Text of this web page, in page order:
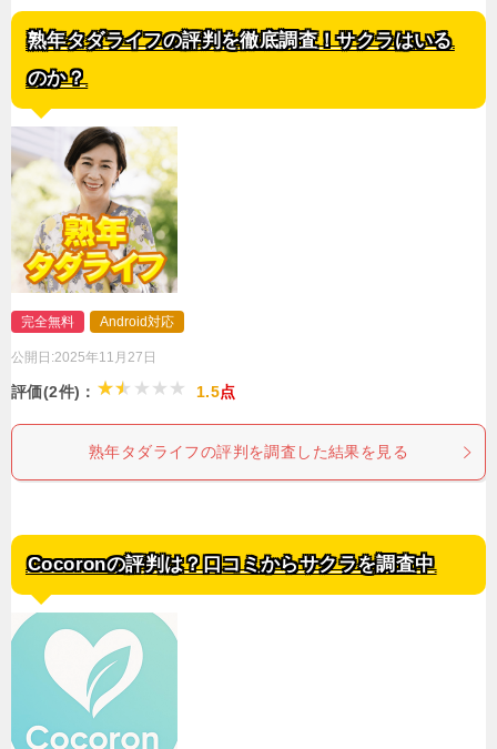
熟年タダライフの評判を徹底調査！サクラはいる
のか？
完全無料 Android対応
公開日:2025年11月27日
評価(2件)： 1.5点
熟年タダライフの評判を調査した結果を見る
Cocoronの評判は？口コミからサクラを調査中